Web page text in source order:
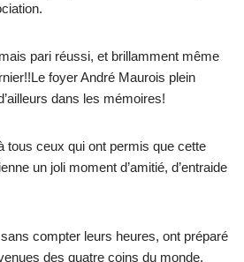
pari réussi, et brillamment même
foyer André Maurois plein
dans les mémoires!
tous ceux qui ont permis que cette
un joli moment d’amitié, d’entraide
compter leurs heures, ont préparé
des quatre coins du monde.